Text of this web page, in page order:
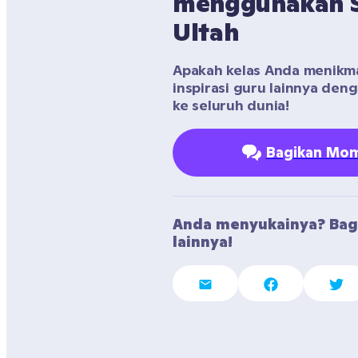
Ultah
Apakah kelas Anda
inspirasi guru lainnya
ke seluruh dunia!
Bagikan
Anda menyukainya?
lainnya!